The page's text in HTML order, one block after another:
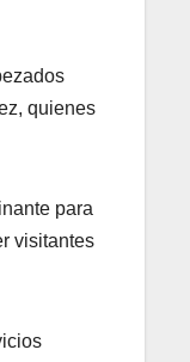
quienes
para
visitantes